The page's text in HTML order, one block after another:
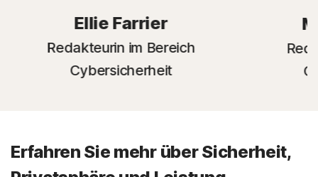
Ellie Farrier
Redakteurin im Bereich
Cybersicherheit
Erfahren Sie mehr über Sicherheit,